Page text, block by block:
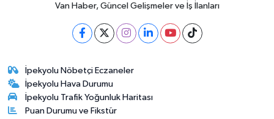
Van Haber, Güncel Gelişmeler ve İş İlanları
İpekyolu Nöbetçi Eczaneler
İpekyolu Hava Durumu
İpekyolu Trafik Yoğunluk Haritası
Puan Durumu ve Fikstür